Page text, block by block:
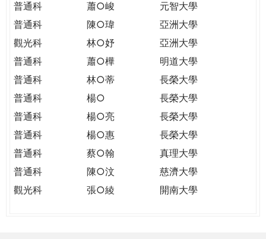
普通科 蕭○峻
元智大學
普通科
陳○瑋
亞洲大學
觀光科
林○妤
亞洲大學
普通科
蕭○樺
明道大學
普通科
林○蒂
長榮大學
普通科
楊○
長榮大學
普通科
楊○亮
長榮大學
普通科
楊○惠
長榮大學
普通科
蔡○翰
真理大學
普通科
陳○汶
慈濟大學
觀光科
張○綾 開南大學